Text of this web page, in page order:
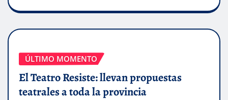
ÚLTIMO MOMENTO
El Teatro Resiste: llevan propuestas
teatrales a toda la provincia